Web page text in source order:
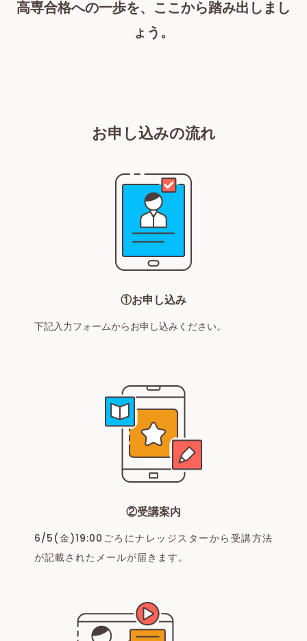
高専合格への一歩を、ここから踏み出しまし
ょう。
お申し込みの流れ
①お申し込み
下記入力フォームからお申し込みください。
②受講案内
6/5(金)19:00ごろにナレッジスターから受講方法
が記載されたメールが届きます。